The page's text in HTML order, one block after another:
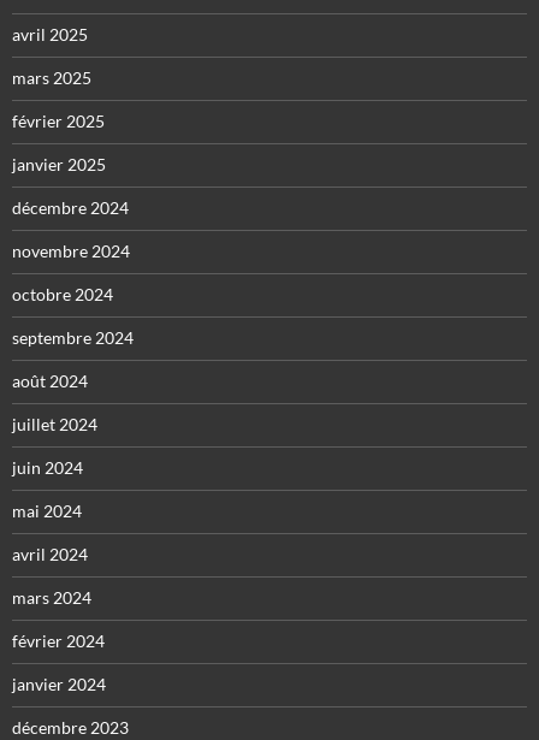
avril 2025
mars 2025
février 2025
janvier 2025
décembre 2024
novembre 2024
octobre 2024
septembre 2024
août 2024
juillet 2024
juin 2024
mai 2024
avril 2024
mars 2024
février 2024
janvier 2024
décembre 2023